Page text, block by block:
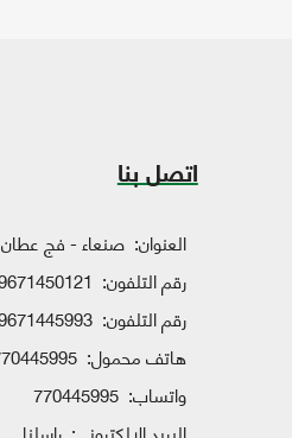
اتصل بنا
العنوان: صنعاء - فج
رقم التلفون:
رقم التلفون:
هاتف محمول:
واتساب: 770445995